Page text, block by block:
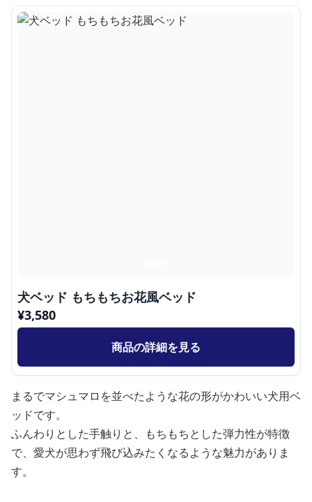
犬ベッド もちもちお花風ベッド
¥3,580
商品の詳細を見る
まるでマシュマロを並べたような花の形がかわいい犬用ベ
ッドです。
ふんわりとした手触りと、もちもちとした弾力性が特徴
で、愛犬が思わず飛び込みたくなるような魅力がありま
す。